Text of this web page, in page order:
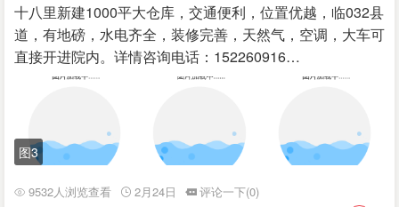
十八里新建1000平大仓库，交通便利，位置优越，临032县
道，有地磅，水电齐全，装修完善，天然气，空调，大车可
直接开进院内。详情咨询电话：152260916…
图3
9532人浏览查看 2月24日
评论一下(0)